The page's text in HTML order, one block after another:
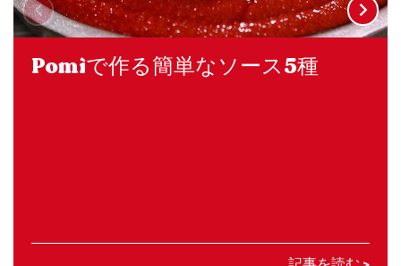
Pomìで作る簡単なソース5種